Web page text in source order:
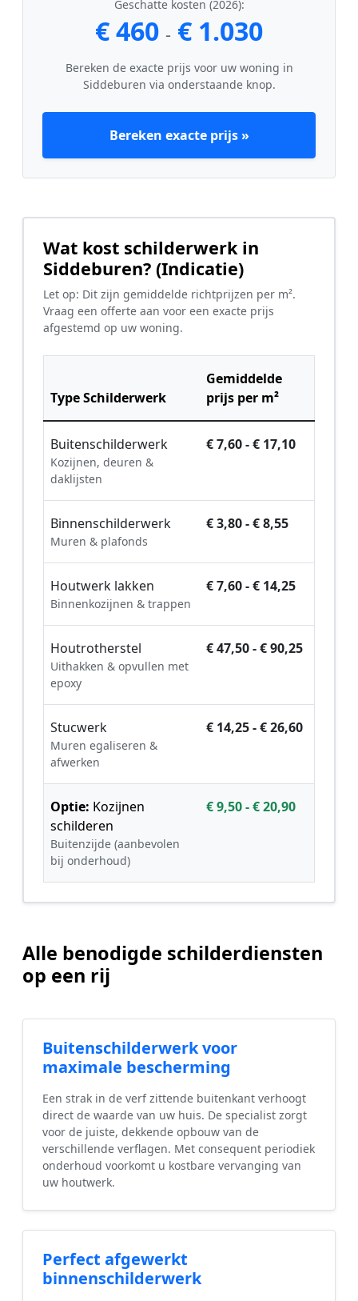
Geschatte kosten (2026):
€ 460 - € 1.030
Bereken de exacte prijs voor uw woning in
Siddeburen via onderstaande knop.
Bereken exacte prijs »
Wat kost schilderwerk in
Siddeburen? (Indicatie)
Let op: Dit zijn gemiddelde richtprijzen per m².
Vraag een offerte aan voor een exacte prijs
afgestemd op uw woning.
Type Schilderwerk
Gemiddelde
prijs per m²
Buitenschilderwerk
Kozijnen, deuren &
daklijsten
€ 7,60 - € 17,10
Binnenschilderwerk
Muren & plafonds
€ 3,80 - € 8,55
Houtwerk lakken
Binnenkozijnen & trappen
€ 7,60 - € 14,25
Houtrotherstel
Uithakken & opvullen met
epoxy
€ 47,50 - € 90,25
Stucwerk
Muren egaliseren &
afwerken
€ 14,25 - € 26,60
Optie: Kozijnen
schilderen
Buitenzijde (aanbevolen
bij onderhoud)
€ 9,50 - € 20,90
Alle benodigde schilderdiensten
op een rij
Buitenschilderwerk voor
maximale bescherming
Een strak in de verf zittende buitenkant verhoogt
direct de waarde van uw huis. De specialist zorgt
voor de juiste, dekkende opbouw van de
verschillende verflagen. Met consequent periodiek
onderhoud voorkomt u kostbare vervanging van
uw houtwerk.
Perfect afgewerkt
binnenschilderwerk